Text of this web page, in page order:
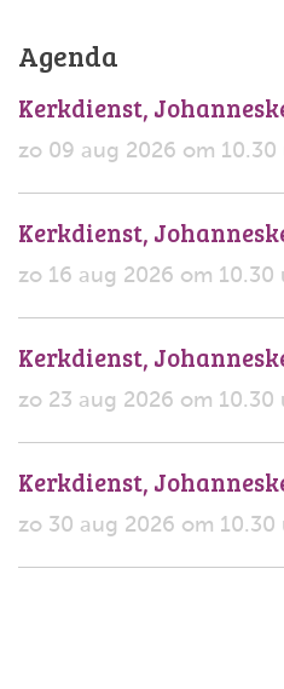
Agenda
Kerkdienst,
zo 09 aug 2026 om 10.30
Kerkdienst,
zo 16 aug 2026 om 10.30
Kerkdienst,
zo 23 aug 2026 om 10.30
Kerkdienst,
zo 30 aug 2026 om 10.30